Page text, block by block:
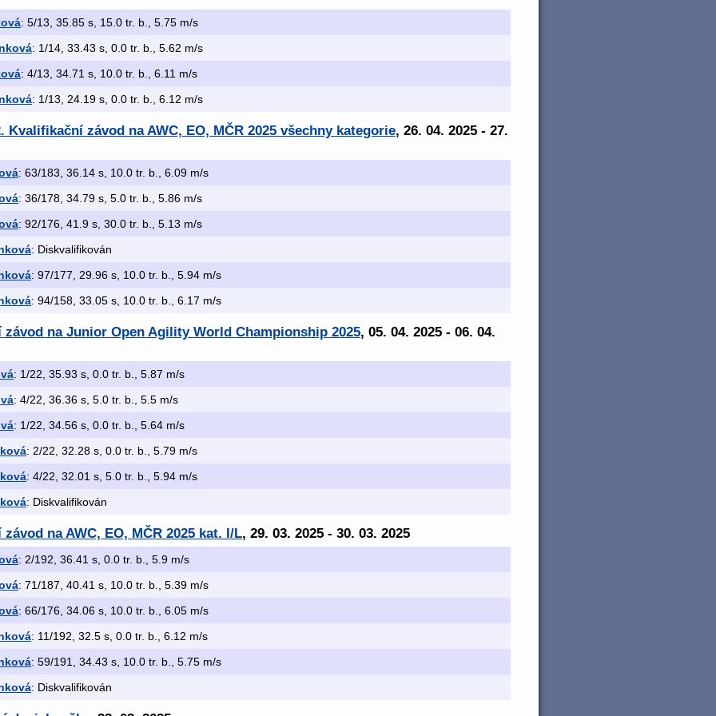
: 5/13, 35.85 s, 15.0 tr. b., 5.75 m/s
: 1/14, 33.43 s, 0.0 tr. b., 5.62 m/s
: 4/13, 34.71 s, 10.0 tr. b., 6.11 m/s
: 1/13, 24.19 s, 0.0 tr. b., 6.12 m/s
Kvalifikační závod na AWC, EO, MČR 2025 všechny kategorie, 26. 04. 2025 - 27.
: 63/183, 36.14 s, 10.0 tr. b., 6.09 m/s
: 36/178, 34.79 s, 5.0 tr. b., 5.86 m/s
: 92/176, 41.9 s, 30.0 tr. b., 5.13 m/s
: Diskvalifikován
: 97/177, 29.96 s, 10.0 tr. b., 5.94 m/s
: 94/158, 33.05 s, 10.0 tr. b., 6.17 m/s
na Junior Open Agility World Championship 2025, 05. 04. 2025 - 06. 04.
: 1/22, 35.93 s, 0.0 tr. b., 5.87 m/s
: 4/22, 36.36 s, 5.0 tr. b., 5.5 m/s
: 1/22, 34.56 s, 0.0 tr. b., 5.64 m/s
: 2/22, 32.28 s, 0.0 tr. b., 5.79 m/s
: 4/22, 32.01 s, 5.0 tr. b., 5.94 m/s
: Diskvalifikován
na AWC, EO, MČR 2025 kat. I/L, 29. 03. 2025 - 30. 03. 2025
: 2/192, 36.41 s, 0.0 tr. b., 5.9 m/s
: 71/187, 40.41 s, 10.0 tr. b., 5.39 m/s
: 66/176, 34.06 s, 10.0 tr. b., 6.05 m/s
: 11/192, 32.5 s, 0.0 tr. b., 6.12 m/s
: 59/191, 34.43 s, 10.0 tr. b., 5.75 m/s
: Diskvalifikován